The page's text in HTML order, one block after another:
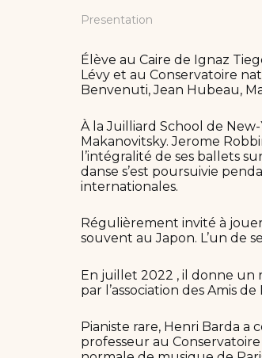
Presentation
Élève au Caire de Ignaz
Lévy et au Conservatoire
Benvenuti, Jean Hubeau,
À la Juilliard School de
Makanovitsky. Jerome
l’intégralité de ses ballets
danse s’est poursuivie
internationales.
Régulièrement invité à
souvent au Japon. L’un de
En juillet 2022 , il donne un
par l’association des Amis
Pianiste rare, Henri Barda a
professeur au